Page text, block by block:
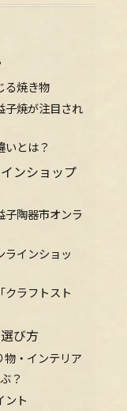
る焼き物
子焼が注目され
いとは？
ンショップ
子陶器市オンラ
ラインショッ
クラフトスト
び方
物・インテリア
？
ント